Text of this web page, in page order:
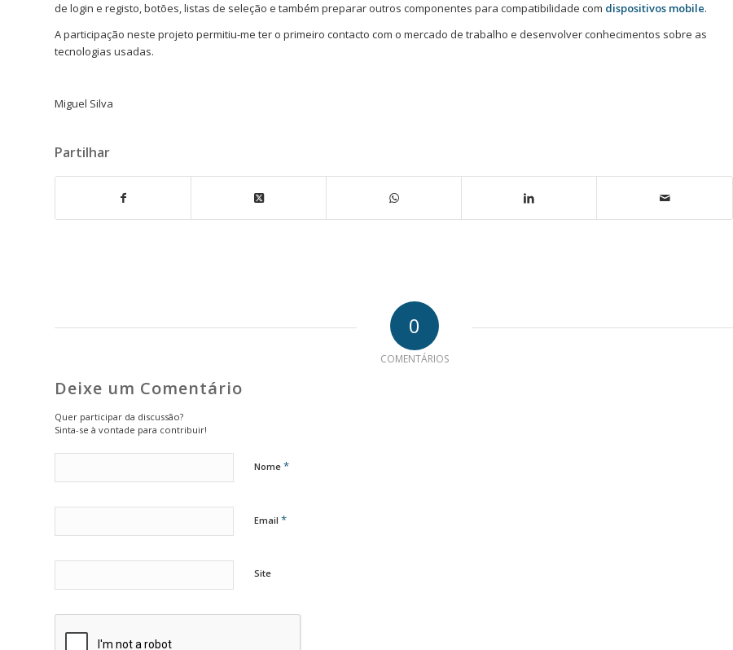
de login e registo, botões, listas de seleção e também preparar outros componentes para compatibilidade com dispositivos mobile.
A participação neste projeto permitiu-me ter o primeiro contacto com o mercado de trabalho e desenvolver conhecimentos sobre as
tecnologias usadas.
Miguel Silva
Partilhar
0
COMENTÁRIOS
Deixe um Comentário
Quer participar da discussão?
Sinta-se à vontade para contribuir!
Nome *
Email *
Site